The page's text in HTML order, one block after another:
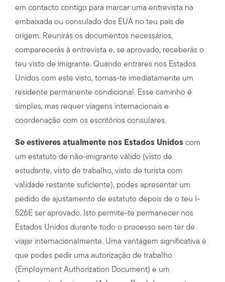
em contacto contigo para marcar uma entrevista na
embaixada ou consulado dos EUA no teu país de
origem. Reunirás os documentos necessários,
comparecerás à entrevista e, se aprovado, receberás o
teu visto de imigrante. Quando entrares nos Estados
Unidos com este visto, tornas-te imediatamente um
residente permanente condicional. Esse caminho é
simples, mas requer viagens internacionais e
coordenação com os escritórios consulares.
Se estiveres atualmente nos Estados Unidoscom
um estatuto de não-imigrante válido (visto de
estudante, visto de trabalho, visto de turista com
validade restante suficiente), podes apresentar um
pedido de ajustamento de estatuto depois de o teu I-
526E ser aprovado. Isto permite-te permanecer nos
Estados Unidos durante todo o processo sem ter de
viajar internacionalmente. Uma vantagem significativa é
que podes pedir uma autorização de trabalho
(Employment Authorization Document) e um